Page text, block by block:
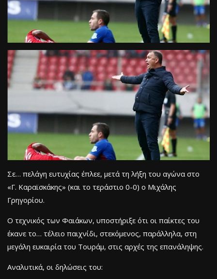
Σε… πελάγη ευτυχίας έπλεε, μετά τη λήξη του αγώνα στο
«Γ. Καραϊσκάκης» (και το τεράστιο 0-0) ο Μιχάλης
Γρηγορίου.
Ο τεχνικός των Φαιάκων, υποστήριξε ότι οι παίκτες του
έκανε το… τέλειο παιχνίδι, στεκόμενος, παράλληλα, στη
μεγάλη ευκαιρία του Τουράμ, στις αρχές της επανάληψης.
Αναλυτικά, οι δηλώσεις του: